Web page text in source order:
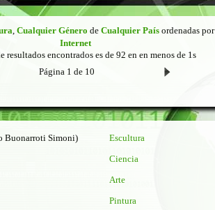
, Cualquier Género de Cualquier Paísordenadas por
Internet
resultados encontrados es de 92 en en menos de 1s
Página 1 de 10
Buonarroti Simoni) Escultura
Ciencia
Arte
Pintura